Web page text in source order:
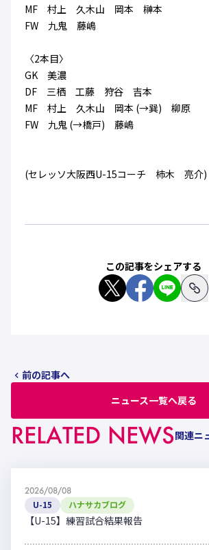
MF 村上 久木山 岡本 榊本
FW 九鬼 藤嶋
〈2本目〉
GK 美濃
DF 三栖 工藤 狩谷 吉本
MF 村上 久木山 岡本 (→巽) 柳原
FW 九鬼 (→橋戸) 藤嶋
(セレッソ大阪西U-15コーチ 柿木 亮介)
この記事をシェアする
前の記事へ
ニュース一覧へ戻る
RELATED NEWS関連ニ
2026/08/08
U-15 ハナサカブログ
【U-15】練習試合結果報告